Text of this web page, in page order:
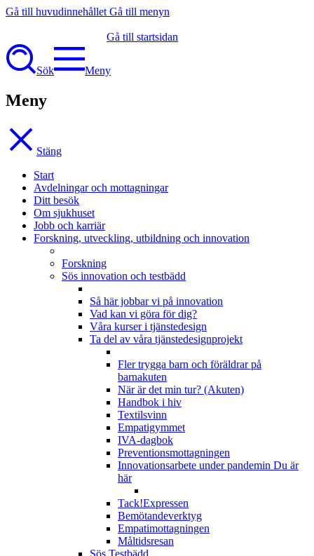
Gå till huvudinnehållet Gå till menyn
Gå till startsidan
Sök Meny
Meny
Stäng
Start
Avdelningar och mottagningar
Ditt besök
Om sjukhuset
Jobb och karriär
Forskning, utveckling, utbildning och innovation
Forskning
Sös innovation och testbädd
Så här jobbar vi på innovation
Vad kan vi göra för dig?
Våra kurser i tjänstedesign
Ta del av våra tjänstedesignprojekt
Fler trygga barn och föräldrar på
barnakuten
När är det min tur? (Akuten)
Handbok i hiv
Textilsvinn
Empatigymmet
IVA-dagbok
Preventionsmottagningen
Innovationsarbete under pandemin Du är
här
Tack!Expressen
Bemötandeverktyg
Empatimottagningen
Måltidsresan
Sös Testbädd